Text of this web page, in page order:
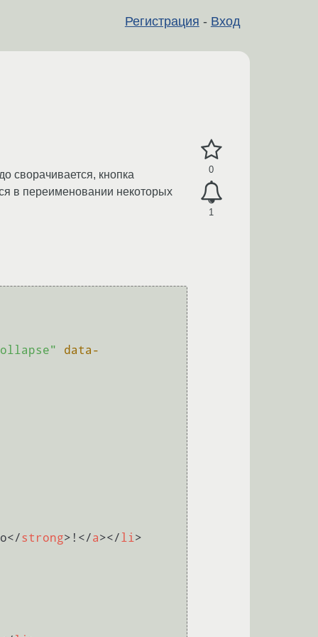
Регистрация - Вход
0
1
сворачивается, кнопка
в переименовании некоторых
data-
</strong> ! </a></li>